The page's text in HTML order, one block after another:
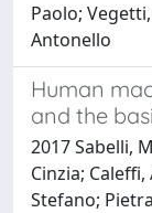
Paolo;
Antonello
Human
and the
2017 Sabelli,
Cinzia;
Stefano;